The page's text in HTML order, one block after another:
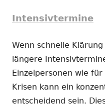
Intensivtermine
Wenn schnelle
längere
Einzelpersonen wie
Krisen kann ein
entscheidend sein.